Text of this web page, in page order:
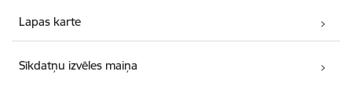
Lapas karte
Sīkdatņu izvēles maiņa